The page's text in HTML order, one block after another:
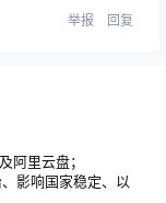
举报 回复
阿里云盘；
影响国家稳定、以